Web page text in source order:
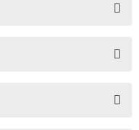
sorulmamış.